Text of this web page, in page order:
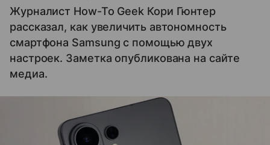
Журналист How-To Geek Кори Гюнтер
рассказал, как увеличить автономность
смартфона Samsung с помощью двух
настроек. Заметка опубликована на сайте
медиа.